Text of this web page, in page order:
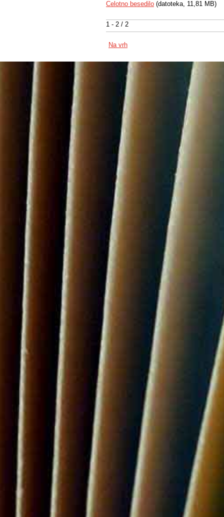
1 - 2 / 2
Celotno besedilo (datoteka, 11,81 MB)
Na vrh